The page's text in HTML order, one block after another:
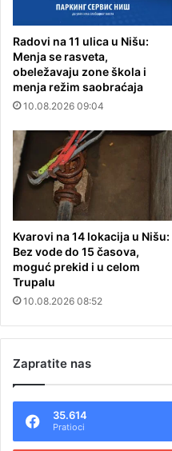
Radovi na 11 ulica u Nišu:
Menja se rasveta,
obeležavaju zone škola i
menja režim saobraćaja
10.08.2026 09:04
Kvarovi na 14 lokacija u Nišu:
Bez vode do 15 časova,
moguć prekid i u celom
Trupalu
10.08.2026 08:52
Zapratite nas
35.614
Pratioci